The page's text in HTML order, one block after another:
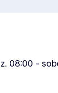
08:00 -